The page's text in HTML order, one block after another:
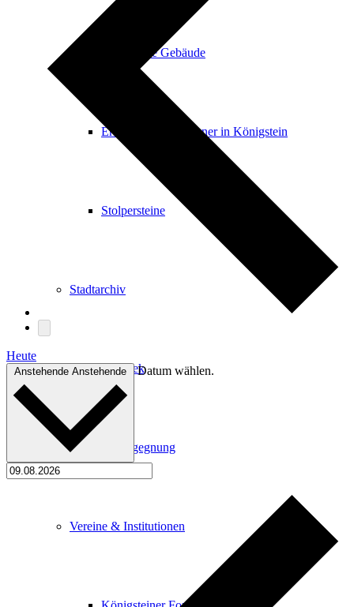
Historische Gebäude
Ernst Ludwig Kirchner in Königstein
Stolpersteine
Stadtarchiv
Stadtbibliothek
Haus der Begegnung
Vereine & Institutionen
Heute
Anstehende Anstehende Datum wählen.